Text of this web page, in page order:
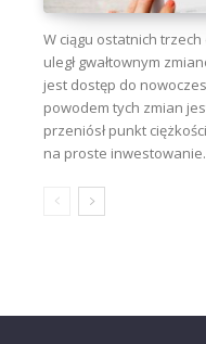
W ciągu ostatnich
uległ gwałtownym
jest dostęp do
powodem tych zmian
przeniósł punkt
na proste